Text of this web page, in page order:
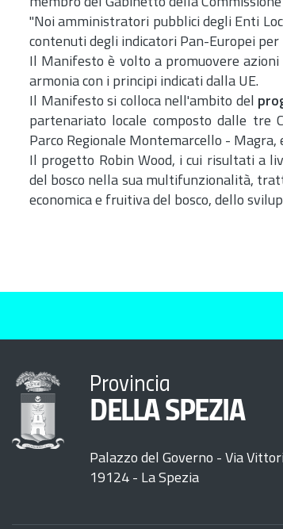
"Noi amministratori pubblici degli Enti
contenuti degli indicatori Pan-Europei
Il Manifesto è volto a promuovere
armonia con i principi indicati dalla UE.
Il Manifesto si colloca nell'ambito del
partenariato locale composto dalle tre
Parco Regionale Montemarcello -
Il progetto Robin Wood, i cui risultati a
del bosco nella sua multifunzionalità,
economica e fruitiva del bosco, dello
Provincia
DELLA SPEZIA
Palazzo del Governo - Via
19124 - La Spezia